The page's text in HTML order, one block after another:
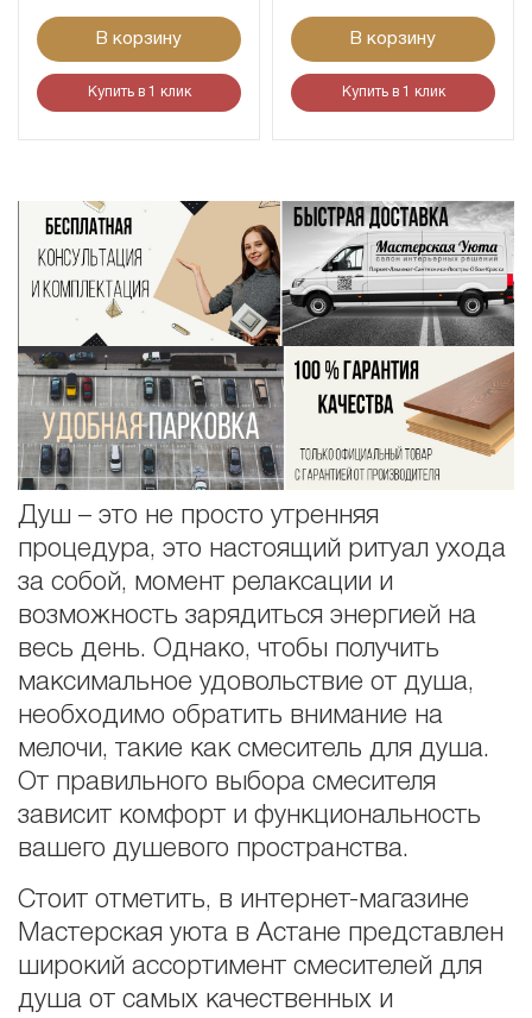
В корзину
Купить в 1 клик
В корзину
Купить в 1 клик
Душ – это не просто утренняя
процедура, это настоящий ритуал ухода
за собой, момент релаксации и
возможность зарядиться энергией на
весь день. Однако, чтобы получить
максимальное удовольствие от душа,
необходимо обратить внимание на
мелочи, такие как смеситель для душа.
От правильного выбора смесителя
зависит комфорт и функциональность
вашего душевого пространства.
Стоит отметить, в интернет-магазине
Мастерская уюта в Астане представлен
широкий ассортимент смесителей для
душа от самых качественных и